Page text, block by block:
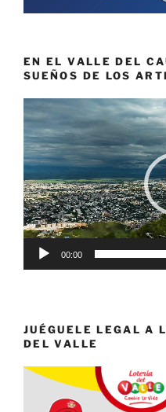
EN EL VALLE DEL
SUEÑOS DE LOS
Reproductor
de
vídeo
00:00
JUÉGUELE LEGAL A
DEL VALLE